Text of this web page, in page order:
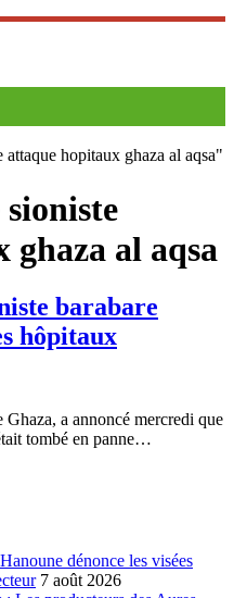
hopitaux ghaza al aqsa"
al aqsa
barabare
hôpitaux
a annoncé mercredi que
tombé en panne…
dénonce les visées
7 août 2026